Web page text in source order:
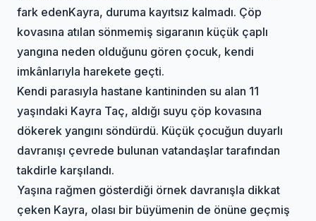
fark edenKayra, duruma kayıtsız kalmadı. Çöp
kovasına atılan sönmemiş sigaranın küçük çaplı
yangına neden olduğunu gören çocuk, kendi
imkânlarıyla harekete geçti.
Kendi parasıyla hastane kantininden su alan 11
yaşındaki Kayra Taç, aldığı suyu çöp kovasına
dökerek yangını söndürdü. Küçük çocuğun duyarlı
davranışı çevrede bulunan vatandaşlar tarafından
takdirle karşılandı.
Yaşına rağmen gösterdiği örnek davranışla dikkat
çeken Kayra, olası bir büyümenin de önüne geçmiş